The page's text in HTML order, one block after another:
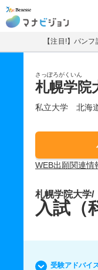
マナビ
【注目!】パン
さっぽろがくいん
札幌学院
私立大学 北海
WEB出願関連情
札幌学院大学/
入試（
受験アドバイ